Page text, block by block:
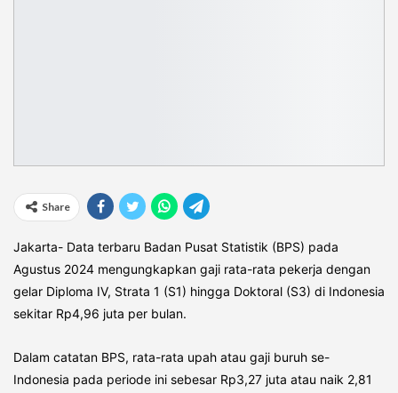
Share
Jakarta- Data terbaru Badan Pusat Statistik (BPS) pada
Agustus 2024 mengungkapkan gaji rata-rata pekerja dengan
gelar Diploma IV, Strata 1 (S1) hingga Doktoral (S3) di Indonesia
sekitar Rp4,96 juta per bulan.
Dalam catatan BPS, rata-rata upah atau gaji buruh se-
Indonesia pada periode ini sebesar Rp3,27 juta atau naik 2,81